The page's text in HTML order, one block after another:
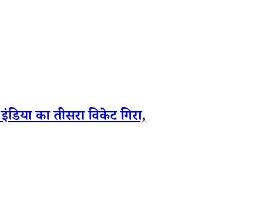
का तीसरा विकेट गिरा,